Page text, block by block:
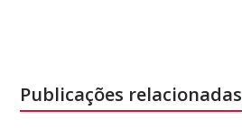
Publicações relacionadas